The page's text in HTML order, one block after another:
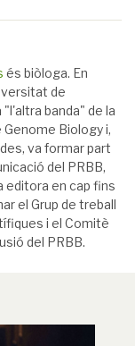
és biòloga. En
de
banda" de la
Biology i,
va formar part
del PRBB,
editora en cap fins
el Grup de treball
i el Comitè
del PRBB.